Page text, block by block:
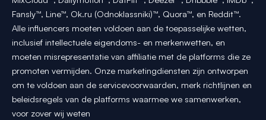
Fansly™, Line™, Ok.ru (Odnoklassniki)™, Quora™, en Reddit™.
Alle influencers moeten voldoen aan de toepasselijke wetten,
inclusief intellectuele eigendoms- en merkenwetten, en
moeten misrepresentatie van affiliatie met de platforms die ze
promoten vermijden. Onze marketingdiensten zijn ontworpen
om te voldoen aan de servicevoorwaarden, merk richtlijnen en
beleidsregels van de platforms waarmee we samenwerken,
voor zover wij weten